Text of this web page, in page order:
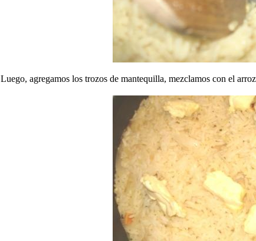
Luego, agregamos los trozos de mantequilla, mezclamos con el